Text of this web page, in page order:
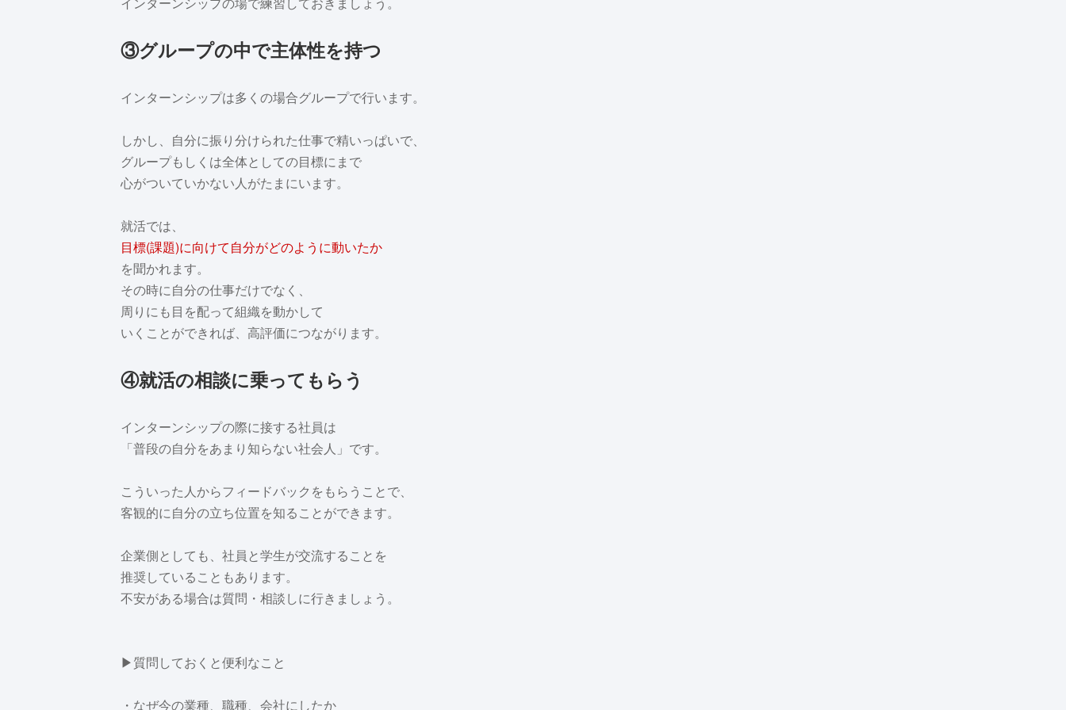
③グループの中で主体性を持つ
インターンシップは多くの場合グループで行います。
しかし、自分に振り分けられた仕事で精いっぱいで、
グループもしくは全体としての目標にまで
心がついていかない人がたまにいます。
就活では、
目標(課題)に向けて自分がどのように動いたか
を聞かれます。
その時に自分の仕事だけでなく、
周りにも目を配って組織を動かして
いくことができれば、高評価につながります。
④就活の相談に乗ってもらう
インターンシップの際に接する社員は
「普段の自分をあまり知らない社会人」です。
こういった人からフィードバックをもらうことで、
客観的に自分の立ち位置を知ることができます。
企業側としても、社員と学生が交流することを
推奨していることもあります。
不安がある場合は質問・相談しに行きましょう。
▶質問しておくと便利なこと
・なぜ今の業種、職種、会社にしたか